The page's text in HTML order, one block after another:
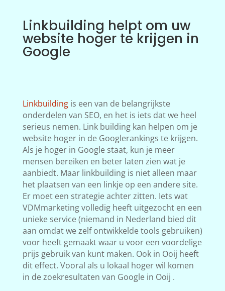
Linkbuilding helpt om uw
website hoger te krijgen in
Google
Linkbuildingis een van de belangrijkste
onderdelen van SEO, en het is iets dat we heel
serieus nemen. Link building kan helpen om je
website hoger in de Googlerankings te krijgen.
Als je hoger in Google staat, kun je meer
mensen bereiken en beter laten zien wat je
aanbiedt. Maar linkbuilding is niet alleen maar
het plaatsen van een linkje op een andere site.
Er moet een strategie achter zitten. Iets wat
VDMmarketing volledig heeft uitgezocht en een
unieke service (niemand in Nederland bied dit
aan omdat we zelf ontwikkelde tools gebruiken)
voor heeft gemaakt waar u voor een voordelige
prijs gebruik van kunt maken. Ook in Ooij heeft
dit effect. Vooral als u lokaal hoger wil komen
in de zoekresultaten van Google in Ooij .